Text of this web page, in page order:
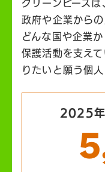
グリーンピースは
政府や企業から
どんな国や企業
保護活動を支え
りたいと願う個
2025年